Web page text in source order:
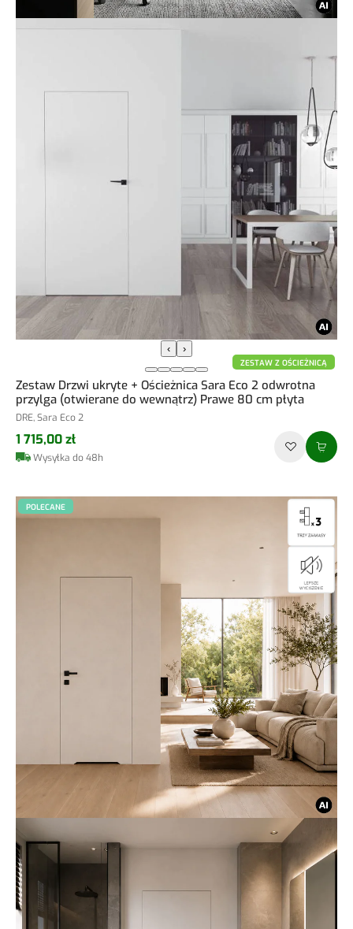
‹ ›
ZESTAW Z OŚCIEŻNICĄ
Zestaw Drzwi ukryte + Ościeżnica Sara Eco 2 odwrotna
przylga (otwierane do wewnątrz) Prawe 80 cm płyta
DRE, Sara Eco 2
1 715,00 zł
Wysyłka do 48h
POLECANE